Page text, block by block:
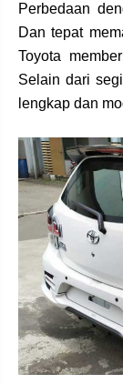
Perbedaan
Dan tepat
Toyota
Selain dari
lengkap dan